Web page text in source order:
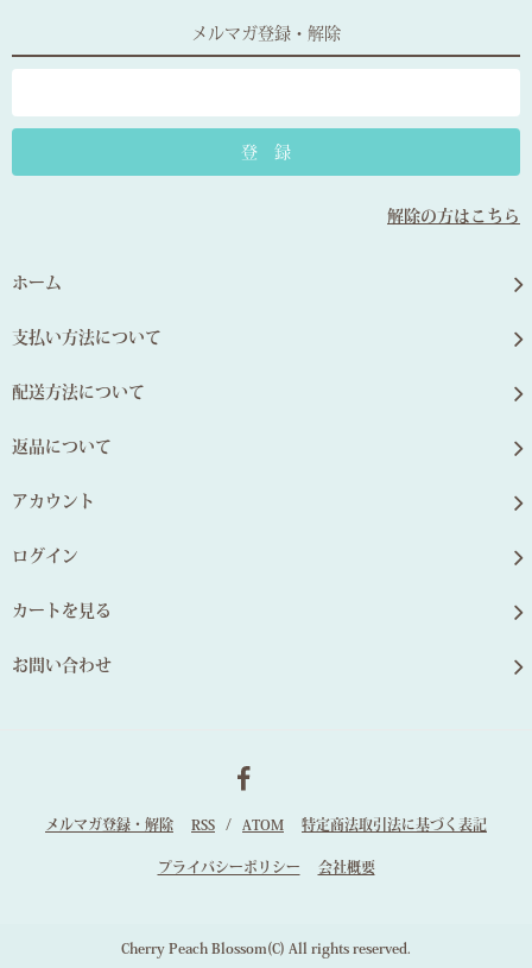
メルマガ登録・解除
解除の方はこちら
ホーム
支払い方法について
配送方法について
返品について
アカウント
ログイン
カートを見る
お問い合わせ
メルマガ登録・解除 RSS / ATOM 特定商法取引法に基づく表記
プライバシーポリシー 会社概要
Cherry Peach Blossom(C) All rights reserved.